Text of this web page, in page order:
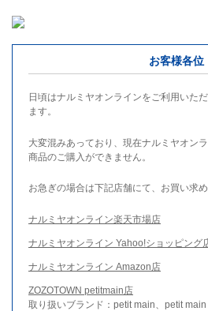
お客様各位
日頃はナルミヤオンラインをご利用いた
ます。
大変混みあっており、現在ナルミヤオン
商品のご購入ができません。
お急ぎの場合は下記店舗にて、お買い求め
ナルミヤオンライン楽天市場店
ナルミヤオンライン Yahoo!ショッピング
ナルミヤオンライン Amazon店
ZOZOTOWN petitmain店
取り扱いブランド：petit main、petit